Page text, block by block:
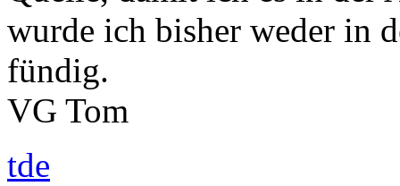
wurde ich bisher weder in
fündig.
VG Tom
tde